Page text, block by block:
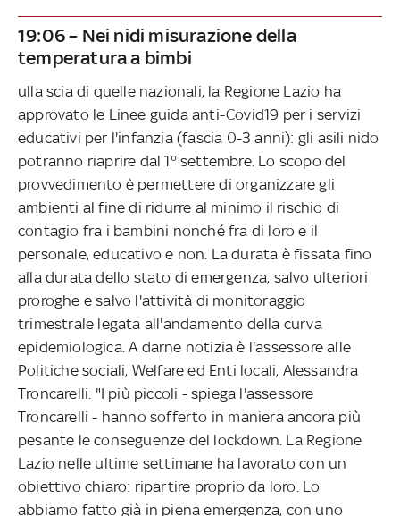
19:06 – Nei nidi misurazione della
temperatura a bimbi
ulla scia di quelle nazionali, la Regione Lazio ha
approvato le Linee guida anti-Covid19 per i servizi
educativi per l'infanzia (fascia 0-3 anni): gli asili nido
potranno riaprire dal 1° settembre. Lo scopo del
provvedimento è permettere di organizzare gli
ambienti al fine di ridurre al minimo il rischio di
contagio fra i bambini nonché fra di loro e il
personale, educativo e non. La durata è fissata fino
alla durata dello stato di emergenza, salvo ulteriori
proroghe e salvo l'attività di monitoraggio
trimestrale legata all'andamento della curva
epidemiologica. A darne notizia è l'assessore alle
Politiche sociali, Welfare ed Enti locali, Alessandra
Troncarelli. "I più piccoli - spiega l'assessore
Troncarelli - hanno sofferto in maniera ancora più
pesante le conseguenze del lockdown. La Regione
Lazio nelle ultime settimane ha lavorato con un
obiettivo chiaro: ripartire proprio da loro. Lo
abbiamo fatto già in piena emergenza, con uno